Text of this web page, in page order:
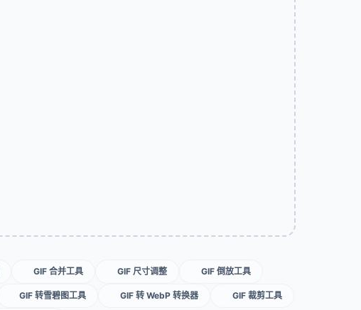
GIF 合并工具 GIF 尺寸调整 GIF 倒放工具
GIF 转雪碧图工具 GIF 转 WebP 转换器 GIF 裁剪工具